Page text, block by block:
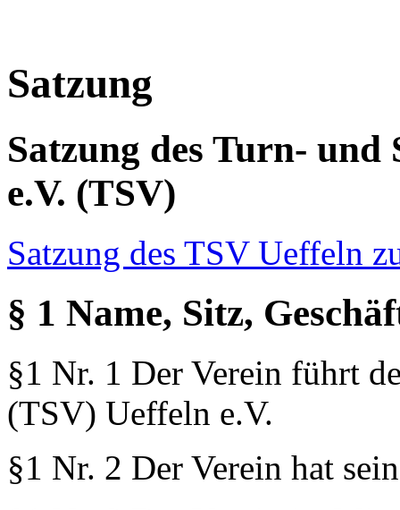
Satzung
Satzung des Turn-
e.V. (TSV)
Satzung des TSV Ueffeln
§ 1 Name, Sitz,
§1 Nr. 1 Der Verein führt
(TSV) Ueffeln e.V.
§1 Nr. 2 Der Verein hat